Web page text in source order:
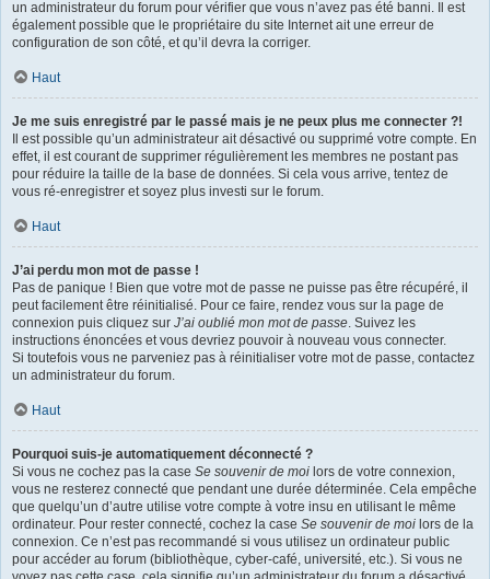
un administrateur du forum pour vérifier que vous n’avez pas été banni. Il est
également possible que le propriétaire du site Internet ait une erreur de
configuration de son côté, et qu’il devra la corriger.
Haut
Je me suis enregistré par le passé mais je ne peux plus me connecter ?!
Il est possible qu’un administrateur ait désactivé ou supprimé votre compte. En
effet, il est courant de supprimer régulièrement les membres ne postant pas
pour réduire la taille de la base de données. Si cela vous arrive, tentez de
vous ré-enregistrer et soyez plus investi sur le forum.
Haut
J’ai perdu mon mot de passe !
Pas de panique ! Bien que votre mot de passe ne puisse pas être récupéré, il
peut facilement être réinitialisé. Pour ce faire, rendez vous sur la page de
connexion puis cliquez sur J’ai oublié mon mot de passe. Suivez les
instructions énoncées et vous devriez pouvoir à nouveau vous connecter.
Si toutefois vous ne parveniez pas à réinitialiser votre mot de passe, contactez
un administrateur du forum.
Haut
Pourquoi suis-je automatiquement déconnecté ?
Si vous ne cochez pas la case Se souvenir de moi lors de votre connexion,
vous ne resterez connecté que pendant une durée déterminée. Cela empêche
que quelqu’un d’autre utilise votre compte à votre insu en utilisant le même
ordinateur. Pour rester connecté, cochez la case Se souvenir de moi lors de la
connexion. Ce n’est pas recommandé si vous utilisez un ordinateur public
pour accéder au forum (bibliothèque, cyber-café, université, etc.). Si vous ne